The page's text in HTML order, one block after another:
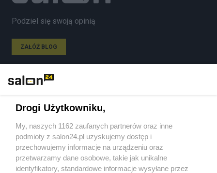
Podziel się swoją opinią
ZAŁÓŻ BLOG
Polityka
Gospodarka
Rozmaitości
Technologie
Drogi Użytkowniku,
My, naszych 1162 zaufanych partnerów oraz inne
podmioty z salon24.pl uzyskujemy dostęp i
przechowujemy informacje na urządzeniu oraz
przetwarzamy dane osobowe, takie jak unikalne
identyfikatory, standardowe informacje wysyłane przez